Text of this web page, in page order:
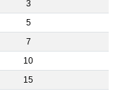
3
5
7
10
15